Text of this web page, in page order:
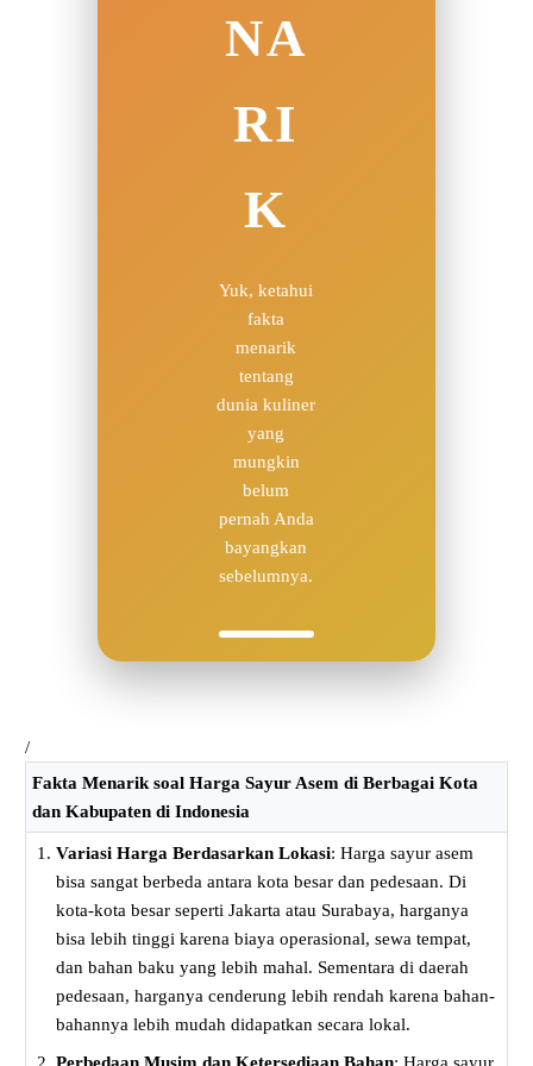
NA
RI
K
Yuk, ketahui
fakta
menarik
tentang
dunia kuliner
yang
mungkin
belum
pernah Anda
bayangkan
sebelumnya.
/
Fakta Menarik soal Harga Sayur Asem di Berbagai Kota
dan Kabupaten di Indonesia
Variasi Harga Berdasarkan Lokasi: Harga sayur asem
bisa sangat berbeda antara kota besar dan pedesaan. Di
kota-kota besar seperti Jakarta atau Surabaya, harganya
bisa lebih tinggi karena biaya operasional, sewa tempat,
dan bahan baku yang lebih mahal. Sementara di daerah
pedesaan, harganya cenderung lebih rendah karena bahan-
bahannya lebih mudah didapatkan secara lokal.